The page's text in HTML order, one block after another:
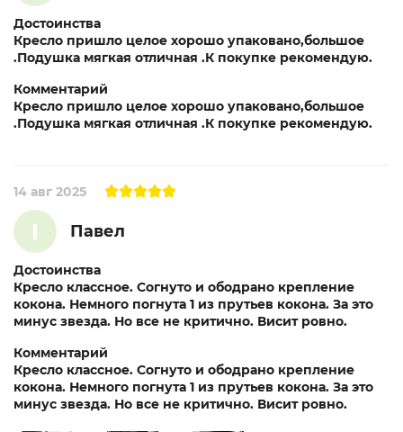
Достоинства
Кресло пришло целое хорошо упаковано,большое
.Подушка мягкая отличная .К покупке рекомендую.
Комментарий
Кресло пришло целое хорошо упаковано,большое
.Подушка мягкая отличная .К покупке рекомендую.
I Павел
14 авг 2025
Достоинства
Кресло классное. Согнуто и ободрано крепление
кокона. Немного погнута 1 из прутьев кокона. За это
минус звезда. Но все не критично. Висит ровно.
Комментарий
Кресло классное. Согнуто и ободрано крепление
кокона. Немного погнута 1 из прутьев кокона. За это
минус звезда. Но все не критично. Висит ровно.